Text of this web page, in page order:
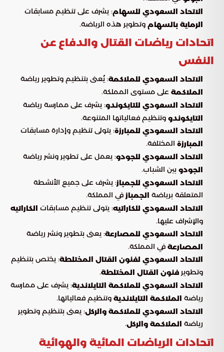
الاتحاد السعودي للسهام: يشرف على تنظيم مسابقات
الرماية بالسهام وتطوير هذه الرياضة.
اتحادات رياضات القتال والدفاع عن
النفس
الاتحاد السعودي للملاكمة: يُعنى بتنظيم وتطوير رياضة
الملاكمة على مستوى المملكة.
الاتحاد السعودي للتايكوندو: يشرف على ممارسة رياضة
التايكوندو وتنظيم فعالياتها المتنوعة.
الاتحاد السعودي للمبارزة: يتولى تنظيم وإدارة مسابقات
المبارزة المختلفة.
الاتحاد السعودي للجودو: يعمل على تطوير ونشر رياضة
الجودو بين الشباب.
الاتحاد السعودي للجمباز: يشرف على جميع الأنشطة
المتعلقة برياضة الجمباز في المملكة.
الاتحاد السعودي للكاراتيه: يتولى تنظيم مسابقات الكاراتيه
والإشراف عليها.
الاتحاد السعودي للمصارعة: يعنى بتطوير ونشر رياضة
المصارعة في المملكة.
الاتحاد السعودي لفنون القتال المختلطة: يختص بتنظيم
وتطوير فنون القتال المختلطة.
الاتحاد السعودي للملاكمة التايلاندية: يشرف على ممارسة
رياضة الملاكمة التايلاندية وتنظيم فعالياتها.
الاتحاد السعودي للملاكمة والركل: يعنى بتنظيم وتطوير
رياضة الملاكمة والركل.
اتحادات الرياضات المائية والهوائية